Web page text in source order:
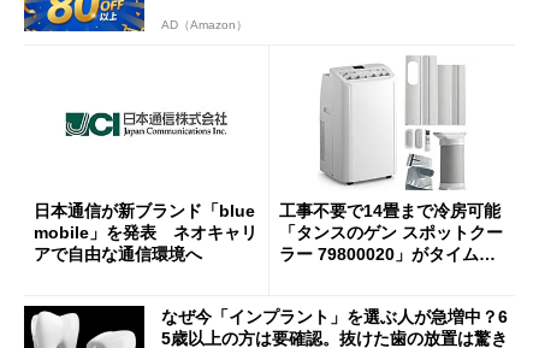
AD（Amazon）
日本通信が新ブランド「blue
mobile」を発表 ネオキャリ
アで自由な通信環境へ
工事不要で14畳まで冷房可能
「タンスのゲン スポットクー
ラー 79800020」がタイムセ
なぜ今「インプラント」を選ぶ人が急増中？6
5歳以上の方は要確認。抜けた歯の放置は驚き